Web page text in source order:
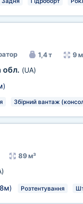
1,4 т 9
обл. (UA)
)
Збірний вантаж
89 м³
) Розтентування